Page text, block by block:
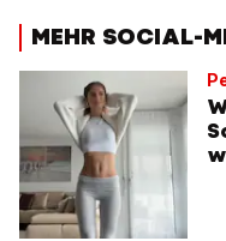
MEHR SOCIAL-